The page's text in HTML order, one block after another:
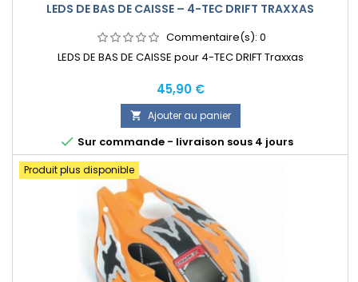
LEDS DE BAS DE CAISSE – 4-TEC DRIFT TRAXXAS
Commentaire(s): 0
LEDS DE BAS DE CAISSE pour 4-TEC DRIFT Traxxas
Prix
45,90 €
 Ajouter au panier
 Sur commande - livraison sous 4 jours
Produit plus disponible